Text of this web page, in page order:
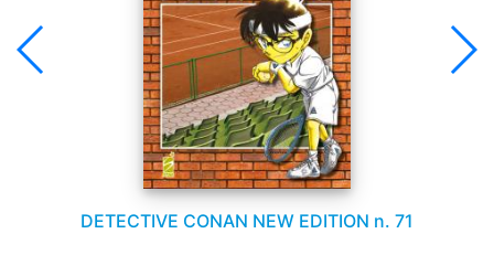
DETECTIVE CONAN NEW EDITION n. 71